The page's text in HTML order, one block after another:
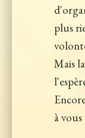
plus
Mais
à vous